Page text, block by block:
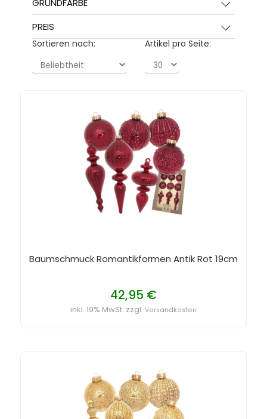
PREIS
Sortieren nach: Artikel pro Seite:
Baumschmuck Romantikformen Antik Rot 19cm
42,95 €
inkl. 19% MwSt. zzgl. Versandkosten